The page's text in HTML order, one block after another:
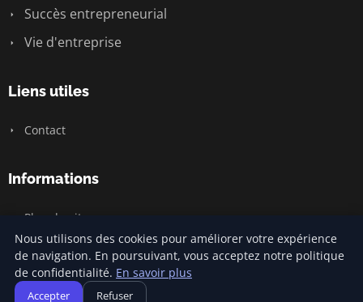
Succès entrepreneurial
Vie d'entreprise
Liens utiles
Contact
Informations
Plan du site
© 2026 Jamm Saintlouis. Tous droits réservés.
Nous utilisons des cookies pour améliorer votre expérience
de navigation. En poursuivant, vous acceptez notre politique
de confidentialité. En savoir plus
Accepter Refuser